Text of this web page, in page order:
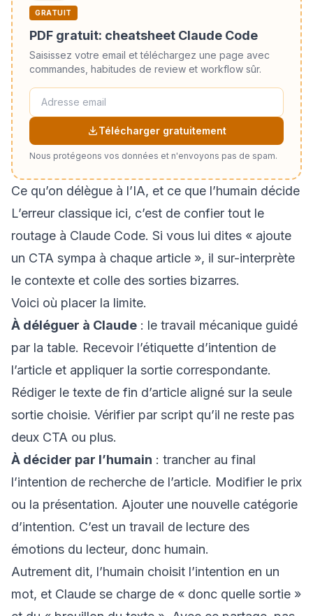
GRATUIT
PDF gratuit: cheatsheet Claude Code
Saisissez votre email et téléchargez une page avec
commandes, habitudes de review et workflow sûr.
Télécharger gratuitement
Nous protégeons vos données et n'envoyons pas de spam.
Ce qu’on délègue à l’IA, et ce que l’humain décide
L’erreur classique ici, c’est de confier tout le
routage à Claude Code. Si vous lui dites « ajoute
un CTA sympa à chaque article », il sur-interprète
le contexte et colle des sorties bizarres.
Voici où placer la limite.
À déléguer à Claude : le travail mécanique guidé
par la table. Recevoir l’étiquette d’intention de
l’article et appliquer la sortie correspondante.
Rédiger le texte de fin d’article aligné sur la seule
sortie choisie. Vérifier par script qu’il ne reste pas
deux CTA ou plus.
À décider par l’humain : trancher au final
l’intention de recherche de l’article. Modifier le prix
ou la présentation. Ajouter une nouvelle catégorie
d’intention. C’est un travail de lecture des
émotions du lecteur, donc humain.
Autrement dit, l’humain choisit l’intention en un
mot, et Claude se charge de « donc quelle sortie »